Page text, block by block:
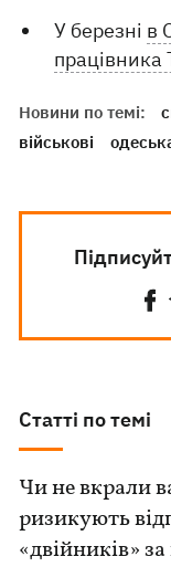
У березні в
працівника
Новини по темі:
військові
Статті по темі
Чи не вкрали
ризикують
«двійників»